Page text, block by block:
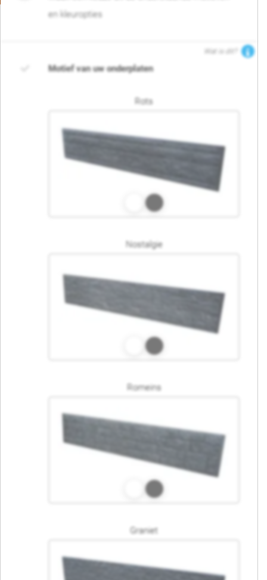
en kleuropties
Wat is dit?
Motief van uw onderplaten
Rots
Nostalgie
Romeins
Graniet